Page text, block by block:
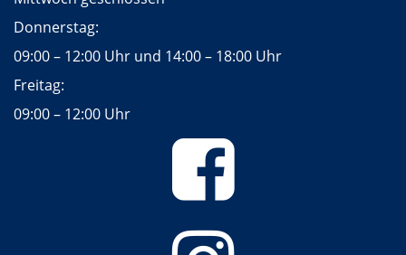
Donnerstag:
09:00 – 12:00 Uhr und 14:00 – 18:00 Uhr
Freitag:
09:00 – 12:00 Uhr